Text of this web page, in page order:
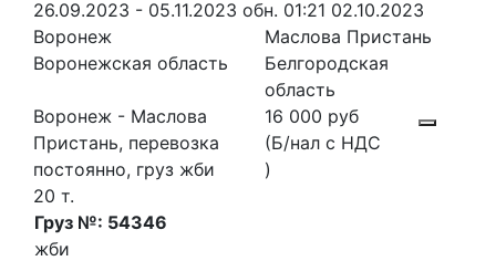
26.09.2023 - 05.11.2023 обн. 01:21 02.10.2023
Воронеж
Воронежская область
Маслова Пристань
Белгородская
область
Воронеж - Маслова
Пристань, перевозка
постоянно, груз жби
20 т.
16 000 руб
(Б/нал с НДС
)
Груз №: 54346
жби